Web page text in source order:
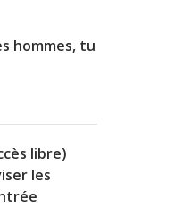
hommes, tu
libre)
les